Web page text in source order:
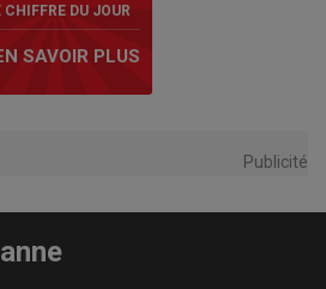
CHIFFRE DU JOUR
SAVOIR PLUS
Publicité